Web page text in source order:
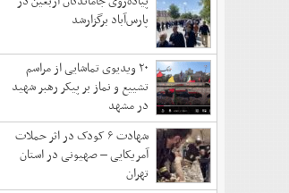
پارس‌آباد برگزارشد
۲۰ ویدیوی تماشایی از مراسم
تشییع و نماز بر پیکر رهبر شهید
در مشهد
شهادت ۶ کودک در اثر حملات
آمریکایی – صهیونی در استان
تهران